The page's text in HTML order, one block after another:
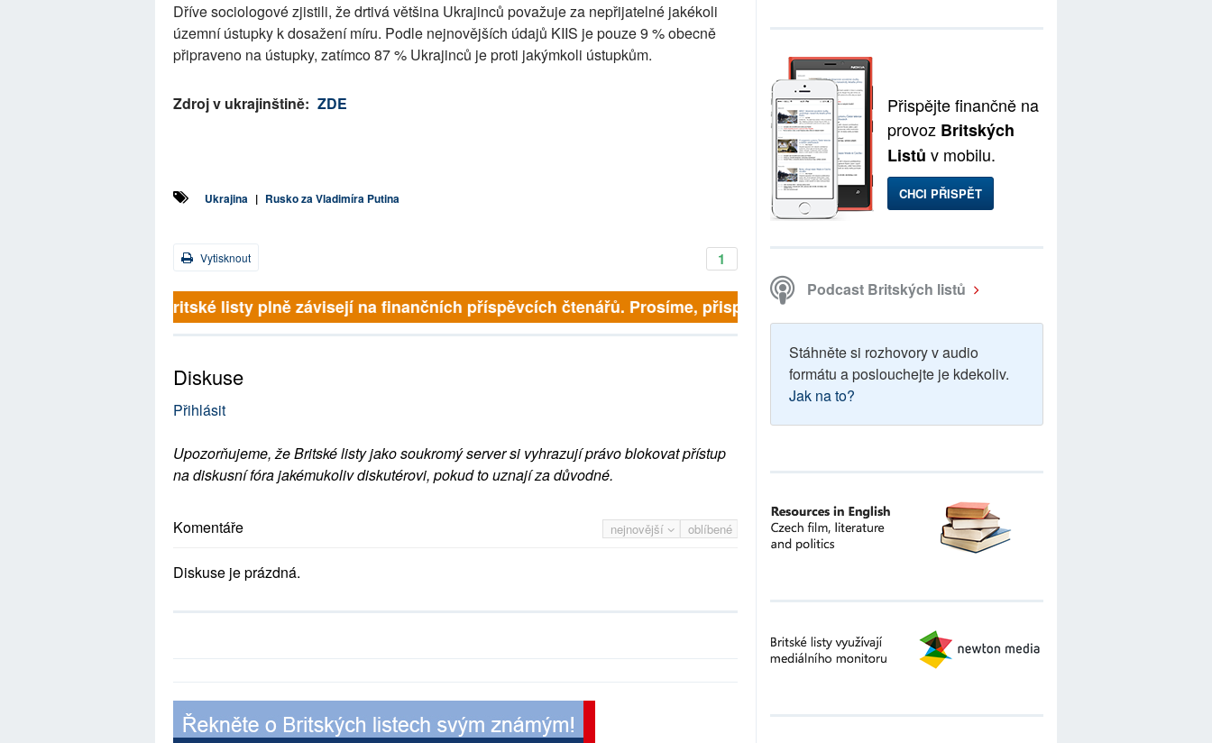
Dříve sociologové zjistili, že drtivá většina Ukrajinců považuje za nepřijatelné jakékoli
územní ústupky k dosažení míru. Podle nejnovějších údajů KIIS je pouze 9 % obecně
připraveno na ústupky, zatímco 87 % Ukrajinců je proti jakýmkoli ústupkům.
Zdroj v ukrajinštině: ZDE
Ukrajina | Rusko za Vladimíra Putina
1
Vytisknout
Britské listy plně závisejí na finančních příspěvcích čtenářů. Prosíme, přispějte. ➥
Diskuse
Přihlásit
Upozorňujeme, že Britské listy jako soukromý server si vyhrazují právo blokovat přístup
na diskusní fóra jakémukoliv diskutérovi, pokud to uznají za důvodné.
nejnovější oblíbené
Komentáře
Diskuse je prázdná.
Přispějte finančně na
provoz Britských
Listů v mobilu.
CHCI PŘISPĚT
Podcast Britských listů
Stáhněte si rozhovory v audio
formátu a poslouchejte je kdekoliv.
Jak na to?